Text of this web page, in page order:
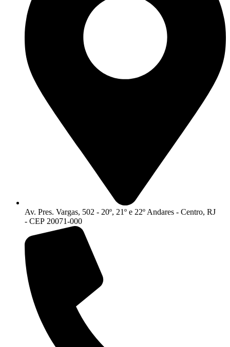
Av. Pres. Vargas, 502 - 20º, 21º e 22º Andares - Centro, RJ
- CEP 20071-000